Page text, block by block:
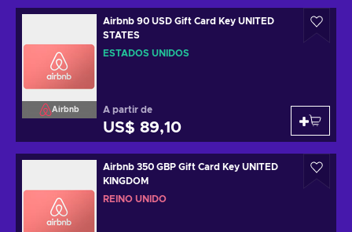
Airbnb
Airbnb 90 USD Gift Card Key UNITED
STATES
ESTADOS UNIDOS
A partir de
US$ 89,10
Airbnb 350 GBP Gift Card Key UNITED
KINGDOM
REINO UNIDO